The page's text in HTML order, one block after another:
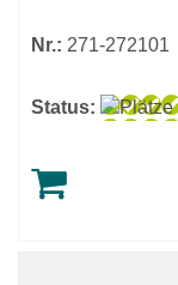
Nr.: 271-272101
Status: